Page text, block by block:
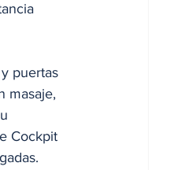
puertas
masaje,
Cockpit